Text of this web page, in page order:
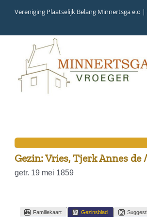
inhoud
Vereniging Plaatselijk Belang Minnertsga e.o
VIDEO (FILM)
Gezin: Vries, Tjerk Annes
getr. 19 mei 1859
Familiekaart Gezinsblad